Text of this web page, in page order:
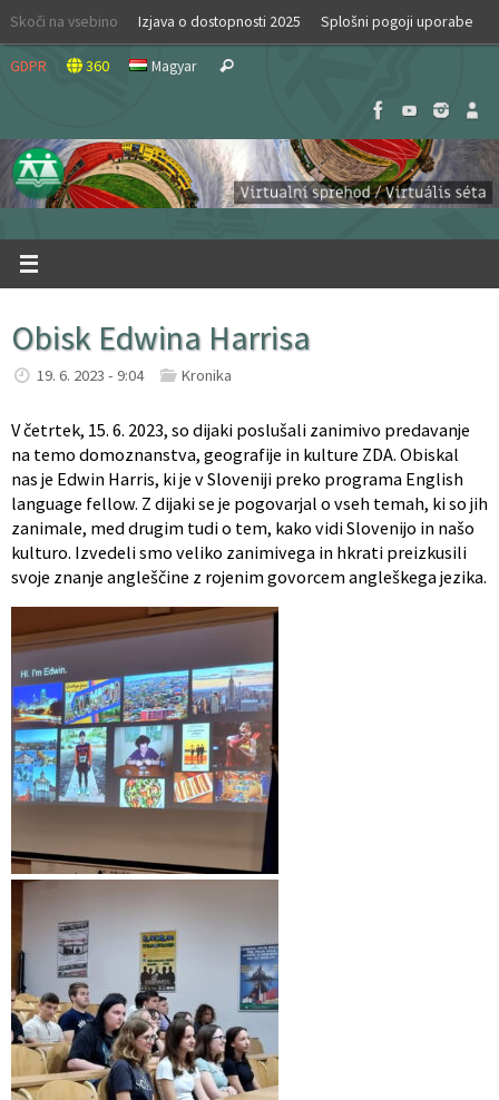
Skip
content
Skoči na vsebino Izjava o dostopnosti 2025 Splošni pogoji uporabe
GDPR 360 Magyar Search
Obisk Edwina Harrisa
19. 6. 2023 - 9:04 Kronika
V četrtek, 15. 6. 2023, so dijaki poslušali zanimivo predavanje
na temo domoznanstva, geografije in kulture ZDA. Obiskal
nas je Edwin Harris, ki je v Sloveniji preko programa English
language fellow. Z dijaki se je pogovarjal o vseh temah, ki so jih
zanimale, med drugim tudi o tem, kako vidi Slovenijo in našo
kulturo. Izvedeli smo veliko zanimivega in hkrati preizkusili
svoje znanje angleščine z rojenim govorcem angleškega jezika.